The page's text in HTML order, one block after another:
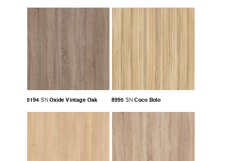
5194 SN Oxide Vintage Oak 8995 SN Coco Bolo